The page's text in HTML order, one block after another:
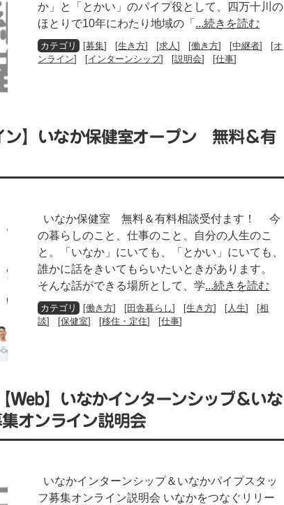
か」と「とかい」のパイプ役として、四万十川の
ほとりで10年にわたり地域の「 ...続きを読む
[募集] [生き方] [求人] [働き方] [中継者] [オ
ンライン] [インターンシップ] [説明会] [仕事]
ン】いなか保健室オープン 無料＆有
いなか保健室 無料＆有料相談受付ます！ 今
の暮らしのこと、仕事のこと、自分の人生のこ
と。「いなか」にいても、「とかい」にいても、
誰かに話をきいてもらいたいときがあります。
そんな話ができる場所として、学...続きを読む
[働き方] [田舎暮らし] [生き方] [人生] [相
談] [保健室] [移住・定住] [仕事]
】いなかインターンシップ＆いな
オンライン説明会
いなかインターンシップ＆いなかパイプスタッ
フ募集オンライン説明会 いなかをつなぐリリー